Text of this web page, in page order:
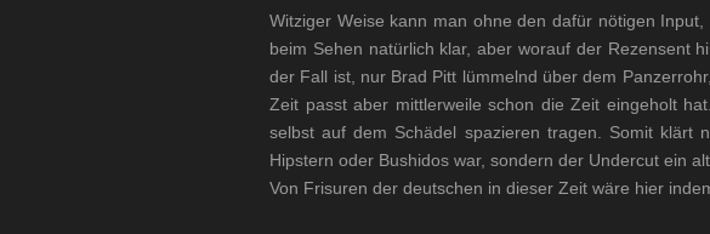
Witziger Weise kann man ohne den dafür nötigen
beim Sehen natürlich klar, aber worauf der Rezensent
der Fall ist, nur Brad Pitt lümmelnd über dem
Zeit passt aber mittlerweile schon die Zeit eingeholt
selbst auf dem Schädel spazieren tragen. Somit klärt
Hipstern oder Bushidos war, sondern der Undercut ein
Von Frisuren der deutschen in dieser Zeit wäre hier